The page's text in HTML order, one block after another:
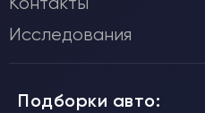
Исследования
Подборки авто: